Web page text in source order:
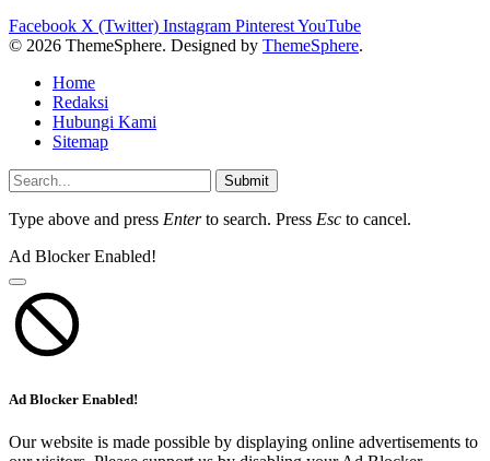
Facebook X (Twitter) Instagram PinterestYouTube
© 2026 ThemeSphere. Designed by ThemeSphere.
Home
Redaksi
Hubungi Kami
Sitemap
Submit
Type above and press Enterto search. Press Esc to cancel.
Ad Blocker Enabled!
Ad Blocker Enabled!
Our website is made possible by displaying online advertisements to